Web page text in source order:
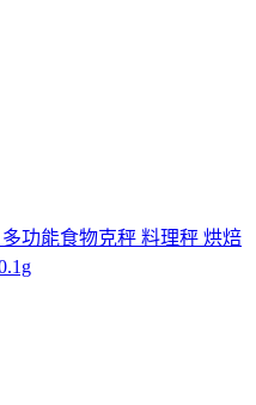
功能食物克秤 料理秤 烘焙